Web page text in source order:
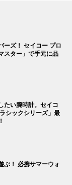
ーズ！ セイコー プロ
スター」で手元に品
たい腕時計。セイコ
シックシリーズ」最
ぶ！ 必携サマーウォ